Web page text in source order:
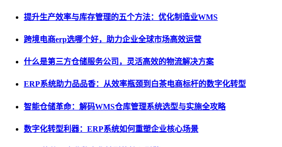
提升生产效率与库存管理的五个方法：优化制造业WMS
跨境电商erp选哪个好，助力企业全球市场高效运营
什么是第三方仓储服务公司，灵活高效的物流解决方案
ERP系统助力品品香：从效率瓶颈到白茶电商标杆的数字化转型
智能仓储革命：解码WMS仓库管理系统选型与实施全攻略
数字化转型利器：ERP系统如何重塑企业核心场景